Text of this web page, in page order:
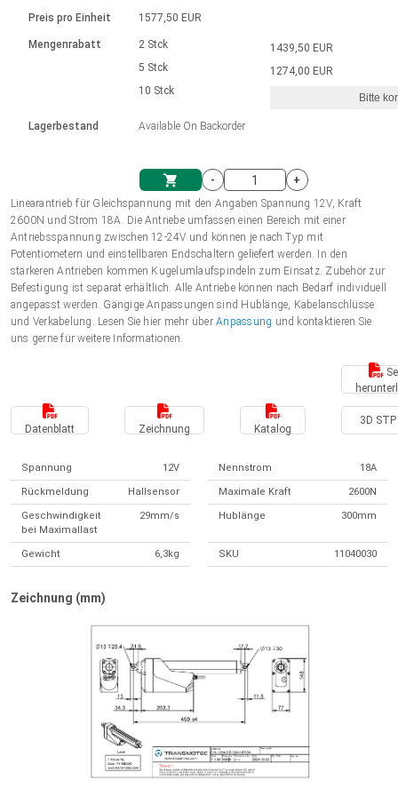
Einheitssystem
Einkaufswagen
Hubmagnete
230 - 50 Hz | 110 - 60 Hz
Drehzahlregelung für die AIS-Serie
Bürstenlose Gleichstrommotoren
mit Planetengetriebe und internem
Ø 28-42| 1-1400 rpm | <= 290Ncm
Bürstenlose DC Motor Controller
Gleichstrommotoren mit
Schneckengetriebe und Bürsten
Ø43-124mm | 31-425rpm | ≤ 41Nm
Treiber für Gleichstrommotoren mit
Synchron-Asynchron | für 1-4 Elektrozylinder
Synchron-Asynchron | für 1-4 Elektrozylinder
Français (EUR)
Polski (EUR)
Norsk (NOK)
Suomi (EUR)
Preis pro Einheit
Mengenrabatt
Lagerbestand
1577,50 EUR
2 Stck
5 Stck
10 Stck
Available On Backorder
1439,50 EUR
1274,00 EUR
Bitte
-
+
Linearantrieb für Gleichspannung mit den Angaben Spannung 12V, Kraft
2600N und Strom 18A. Die Antriebe umfassen einen Bereich mit einer
Antriebsspannung zwischen 12-24V und können je nach Typ mit
Potentiometern und einstellbaren Endschaltern geliefert werden. In den
stärkeren Antrieben kommen Kugelumlaufspindeln zum Einsatz. Zubehör zur
Befestigung ist separat erhältlich. Alle Antriebe können nach Bedarf individuell
angepasst werden. Gängige Anpassungen sind Hublänge, Kabelanschlüsse
und Verkabelung. Lesen Sie hier mehr überAnpassung und kontaktieren Sie
uns gerne für weitere Informationen.
Datenblatt Zeichnung Katalog
3D STP
Spannung 12V Nennstrom 18A
Rückmeldung Hallsensor Maximale Kraft 2600N
Geschwindigkeit
bei Maximallast
29mm/s Hublänge 300mm
Gewicht 6,3kg SKU 11040030
Zeichnung (mm)